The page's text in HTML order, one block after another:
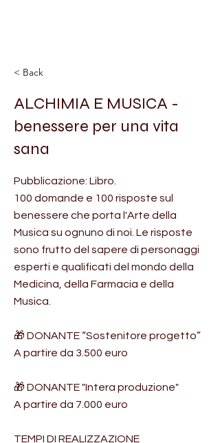
< Back
ALCHIMIA E MUSICA -
benessere per una vita
sana
Pubblicazione: Libro.
100 domande e 100 risposte sul
benessere che porta l'Arte della
Musica su ognuno di noi. Le risposte
sono frutto del sapere di personaggi
esperti e qualificati del mondo della
Medicina, della Farmacia e della
Musica.
🎁 DONANTE “Sostenitore progetto”
A partire da 3.500 euro
🎁 DONANTE "Intera produzione"
A partire da 7.000 euro
TEMPI DI REALIZZAZIONE